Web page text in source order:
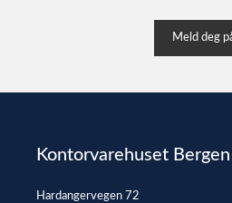
Meld deg
Kontorvarehuset Bergen
Hardangervegen 72